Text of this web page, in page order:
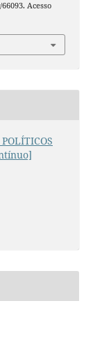
Acesso